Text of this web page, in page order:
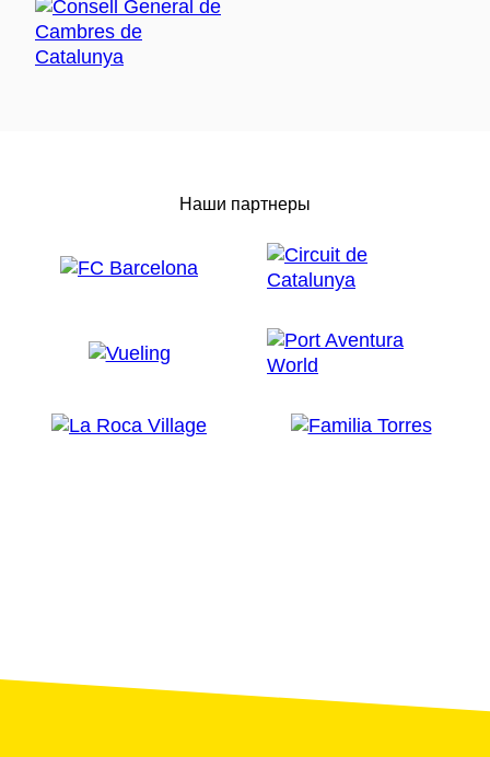
Наши партнеры